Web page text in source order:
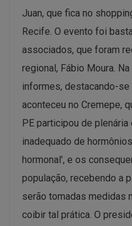
Juan, que fica no
Recife. O evento foi
associados, que foram
regional, Fábio Moura.
informes, destacando-se
aconteceu no Cremepe,
PE participou de
inadequado de
hormonal’, e os
população, recebendo a
serão tomadas medidas
coibir tal prática. O